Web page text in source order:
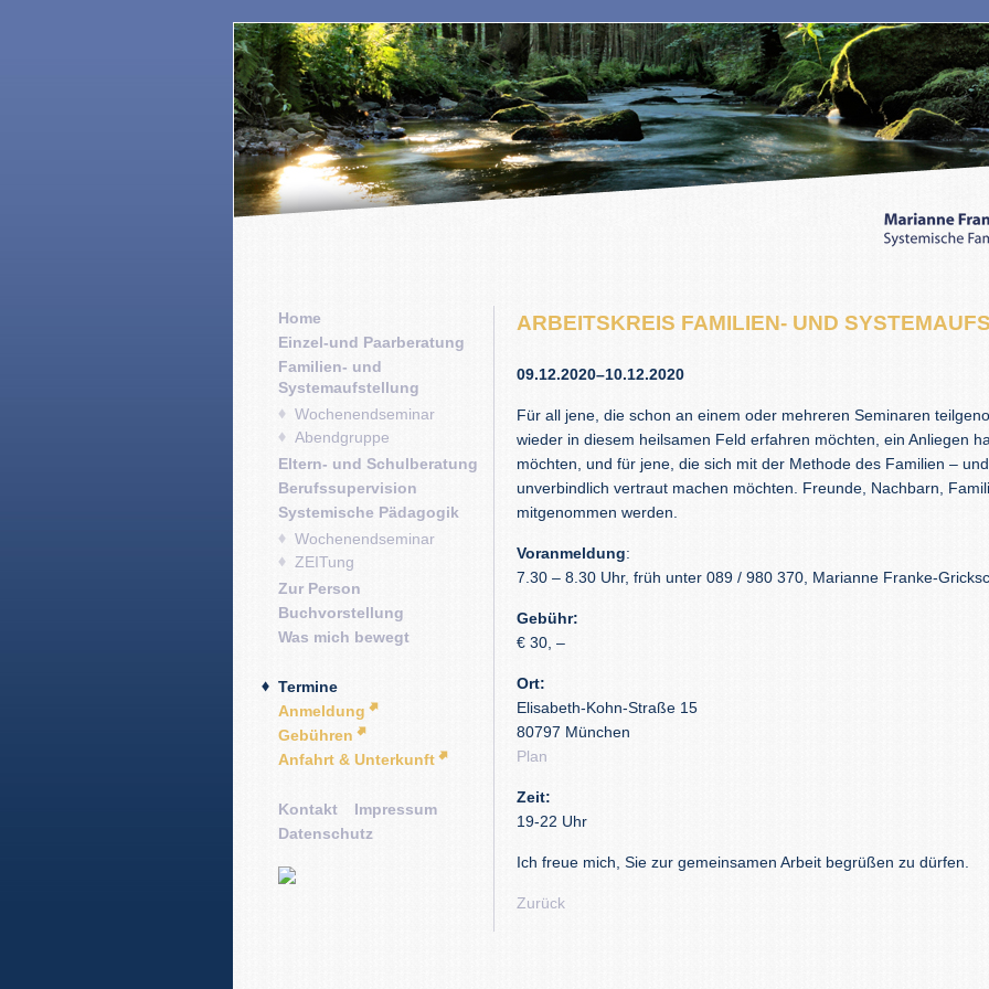
Home
Einzel-und Paarberatung
Familien- und
Systemaufstellung
Wochenendseminar
Abendgruppe
Eltern- und Schulberatung
Berufssupervision
Systemische Pädagogik
Wochenendseminar
ZEITung
Zur Person
Buchvorstellung
Was mich bewegt
Termine
Anmeldung
Gebühren
Anfahrt & Unterkunft
Kontakt
Impressum
Datenschutz
ARBEITSKREIS FAMILIEN- UND
09.12.2020–10.12.2020
Für all jene, die schon an einem oder mehreren Seminaren
wieder in diesem heilsamen Feld erfahren möchten, ein Anliegen
möchten, und für jene, die sich mit der Methode des Familien –
unverbindlich vertraut machen möchten. Freunde, Nachbarn,
mitgenommen werden.
Voranmeldung:
7.30 – 8.30 Uhr, früh unter 089 / 980 370, Marianne Franke-
Gebühr:
€ 30, –
Ort:
Elisabeth-Kohn-Straße 15
80797 München
Plan
Zeit:
19-22 Uhr
Ich freue mich, Sie zur gemeinsamen Arbeit begrüßen zu dürfen.
Zurück